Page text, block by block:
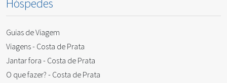
Hóspedes
Guias de Viagem
Viagens - Costa de Prata
Jantar fora - Costa de Prata
O que fazer? - Costa de Prata